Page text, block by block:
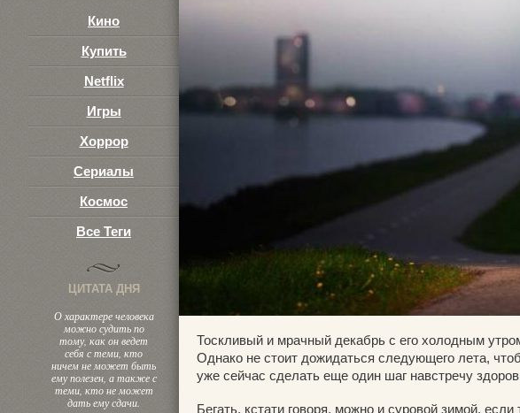
Кино
Купить
Netflix
Игры
Хоррор
Сериалы
Космос
Все Теги
ЦИТАТА ДНЯ
О характере человека
можно судить по
тому, как он ведет
себя с теми, кто
ничем не может быть
ему полезен, а также с
теми, кто не может
дать ему сдачи.
Тоскливый и мрачный декабрь с его холодным
Однако не стоит дожидаться следующего лета,
уже сейчас сделать еще один шаг навстречу
Бегать, кстати говоря, можно и суровой зимой,